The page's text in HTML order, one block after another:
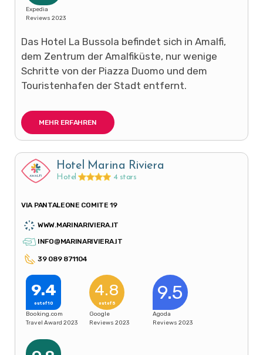
Expedia
Reviews 2023
Das Hotel La Bussola befindet sich in Amalfi,
dem Zentrum der Amalfiküste, nur wenige
Schritte von der Piazza Duomo und dem
Touristenhafen der Stadt entfernt.
MEHR ERFAHREN
Hotel Marina Riviera
Hotel 4 stars
VIA PANTALEONE COMITE 19
WWW.MARINARIVIERA.IT
INFO@MARINARIVIERA.IT
39 089 871104
9.4
out of 10
Booking.com
Travel Award 2023
4.8
out of 5
Google
Reviews 2023
9.5
Agoda
Reviews 2023